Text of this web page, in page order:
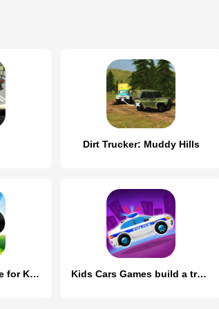
Dirt Trucker: Muddy Hills
Monster Trucks Game for Kids 2 Kids Cars Games build a truck